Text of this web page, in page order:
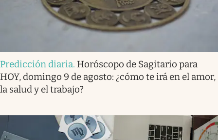
Predicción diaria. Horóscopo de Sagitario para
HOY, domingo 9 de agosto: ¿cómo te irá en el amor,
la salud y el trabajo?